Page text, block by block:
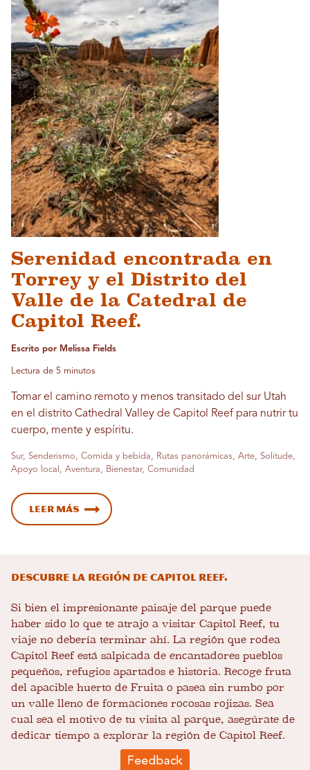
Serenidad encontrada en
Torrey y el Distrito del
Valle de la Catedral de
Capitol Reef.
Escrito por Melissa Fields
Lectura de 5 minutos
Tomar el camino remoto y menos transitado del sur Utah
en el distrito Cathedral Valley de Capitol Reef para nutrir tu
cuerpo, mente y espíritu.
Sur, Senderismo, Comida y bebida, Rutas panorámicas, Arte, Solitude,
Apoyo local, Aventura, Bienestar, Comunidad
Leer más
Descubre la región de Capitol Reef.
Si bien el impresionante paisaje del parque puede
haber sido lo que te atrajo a visitar Capitol Reef, tu
viaje no debería terminar ahí. La región que rodea
Capitol Reef está salpicada de encantadores pueblos
pequeños, refugios apartados e historia. Recoge fruta
del apacible huerto de Fruita o pasea sin rumbo por
un valle lleno de formaciones rocosas rojizas. Sea
cual sea el motivo de tu visita al parque, asegúrate de
dedicar tiempo a explorar la región de Capitol Reef.